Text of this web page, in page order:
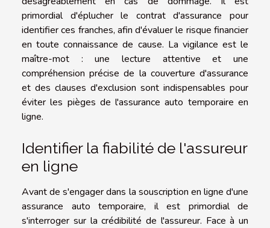
primordial d'éplucher le contrat d'assurance pour
identifier ces franches, afin d'évaluer le risque financier
en toute connaissance de cause. La vigilance est le
maître-mot : une lecture attentive et une
compréhension précise de la couverture d'assurance
et des clauses d'exclusion sont indispensables pour
éviter les pièges de l'assurance auto temporaire en
ligne.
Identifier la fiabilité de l'assureur
en ligne
Avant de s'engager dans la souscription en ligne d'une
assurance auto temporaire, il est primordial de
s'interroger sur la crédibilité de l'assureur. Face à un